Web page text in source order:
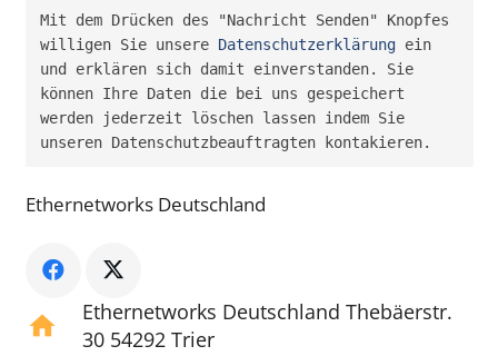
Mit dem Drücken des "Nachricht Senden" Knopfes
willigen Sie unsere Datenschutzerklärung ein
und erklären sich damit einverstanden. Sie
können Ihre Daten die bei uns gespeichert
werden jederzeit löschen lassen indem Sie
unseren Datenschutzbeauftragten kontakieren.
Ethernetworks Deutschland
home
Ethernetworks Deutschland Thebäerstr.
30 54292 Trier